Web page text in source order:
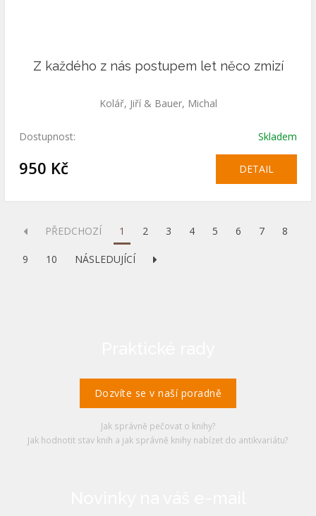
Z každého z nás postupem let něco zmizí
Kolář, Jiří & Bauer, Michal
Dostupnost: Skladem
950 Kč DETAIL
PŘEDCHOZÍ 1 2 3 4 5 6 7 8
9 10 NÁSLEDUJÍCÍ
Dozvíte se v naší poradně
Jak správně pečovat o knihy?
Jak hodnotit stav knih a jak správně knihy nabízet do antikvariátu?